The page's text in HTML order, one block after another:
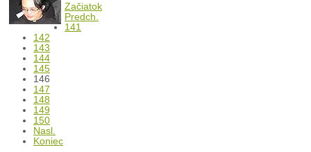
Začiatok
Predch.
141
142
143
144
145
146
147
148
149
150
Nasl.
Koniec